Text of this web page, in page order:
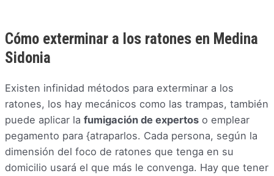
Cómo exterminar a los ratones en Medina
Sidonia
Existen infinidad métodos para exterminar a los
ratones, los hay mecánicos como las trampas, también
puede aplicar la fumigación de expertos o emplear
pegamento para {atraparlos. Cada persona, según la
dimensión del foco de ratones que tenga en su
domicilio usará el que más le convenga. Hay que tener